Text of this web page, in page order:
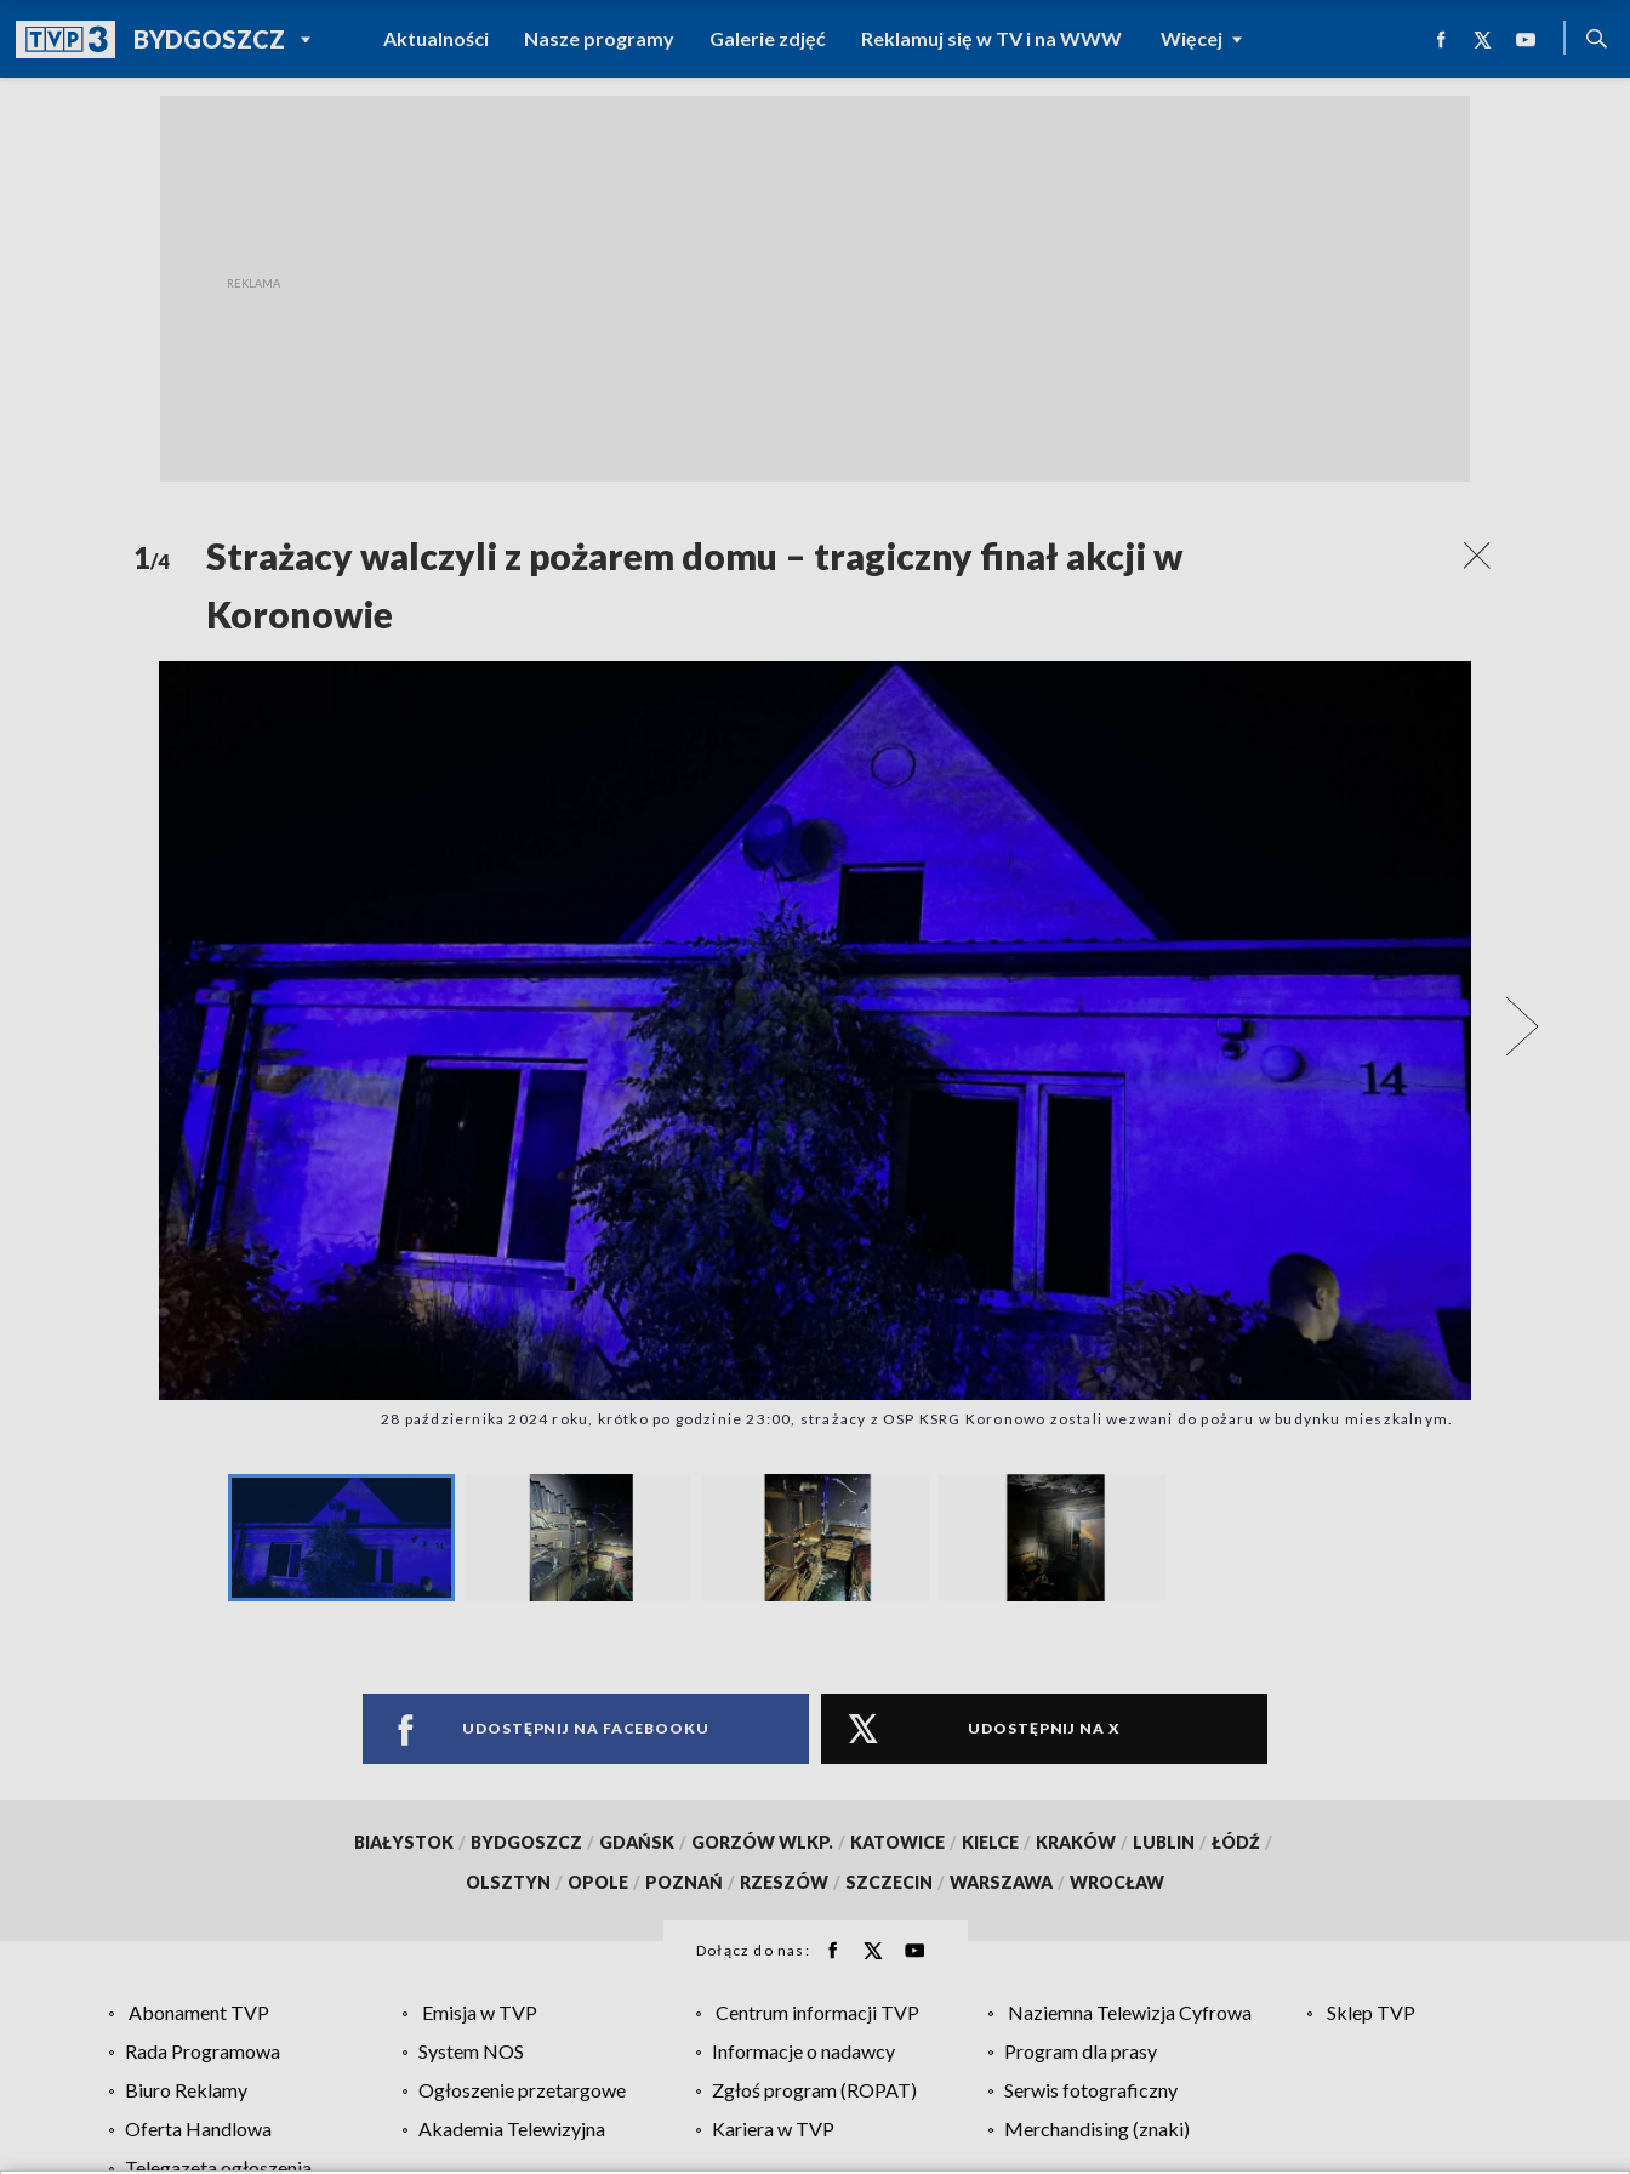
BYDGOSZCZPOWRÓT DO
TVP REGIONY
Aktualności Nasze programy Galerie zdjęć Reklamuj się w TV i na WWW Więcej
1/4
Strażacy walczyli z pożarem domu – tragiczny finał akcji w
Koronowie
28 października 2024 roku, krótko po godzinie 23:00, strażacy z OSP KSRG Koronowo zostali wezwani do pożaru w budynku mieszkalnym.
UDOSTĘPNIJ NA FACEBOOKU UDOSTĘPNIJ NA X
BIAŁYSTOK / BYDGOSZCZ / GDAŃSK / GORZÓW WLKP. / KATOWICE / KIELCE / KRAKÓW / LUBLIN / ŁÓDŹ /
OLSZTYN / OPOLE / POZNAŃ / RZESZÓW / SZCZECIN / WARSZAWA / WROCŁAW
Dołącz do nas:
Abonament TVP Emisja w TVP Centrum informacji TVP Naziemna Telewizja Cyfrowa
Sklep TVP
Rada Programowa
System NOS Informacje o nadawcy
Program dla prasy
Biuro Reklamy
Ogłoszenie przetargowe Zgłoś program (ROPAT)
Serwis fotograficzny
Oferta Handlowa
Akademia Telewizyjna Kariera w TVP
Merchandising (znaki)
Telegazeta ogłoszenia